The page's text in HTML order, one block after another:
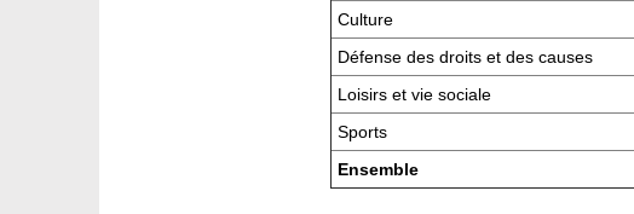
Culture
Défense des droits et des causes
Loisirs et vie sociale
Sports
Ensemble